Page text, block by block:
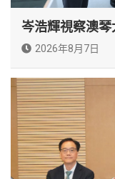
岑浩輝視察澳
2026年8月7日